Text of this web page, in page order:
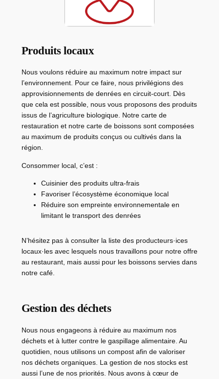
Produits locaux
Nous voulons réduire au maximum notre impact sur
l’environnement. Pour ce faire, nous privilégions des
approvisionnements de denrées en circuit-court. Dès
que cela est possible, nous vous proposons des produits
issus de l’agriculture biologique. Notre carte de
restauration et notre carte de boissons sont composées
au maximum de produits conçus ou cultivés dans la
région.
Consommer local, c’est :
Cuisinier des produits ultra-frais
Favoriser l’écosystème économique local
Réduire son empreinte environnementale en
limitant le transport des denrées
N’hésitez pas à consulter la liste des producteurs·ices
locaux·les avec lesquels nous travaillons pour notre offre
au restaurant, mais aussi pour les boissons servies dans
notre café.
Gestion des déchets
Nous nous engageons à réduire au maximum nos
déchets et à lutter contre le gaspillage alimentaire. Au
quotidien, nous utilisons un compost afin de valoriser
nos déchets organiques. La gestion de nos stocks est
aussi l’une de nos priorités. Nous avons à cœur de